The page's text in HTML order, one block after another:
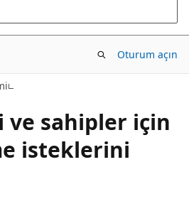
Oturum açın
ve sahipler için
isteklerini